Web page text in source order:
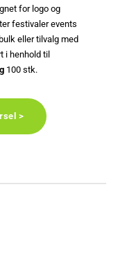
for logo og
festivaler events
eller tilvalg med
i henhold til
100 stk.
>